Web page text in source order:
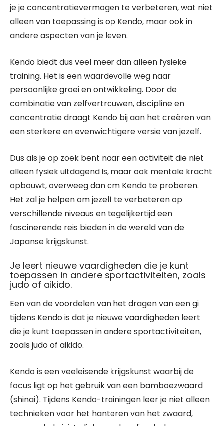
je je concentratievermogen te verbeteren, wat niet
alleen van toepassing is op Kendo, maar ook in
andere aspecten van je leven.
Kendo biedt dus veel meer dan alleen fysieke
training. Het is een waardevolle weg naar
persoonlijke groei en ontwikkeling. Door de
combinatie van zelfvertrouwen, discipline en
concentratie draagt Kendo bij aan het creëren van
een sterkere en evenwichtigere versie van jezelf.
Dus als je op zoek bent naar een activiteit die niet
alleen fysiek uitdagend is, maar ook mentale kracht
opbouwt, overweeg dan om Kendo te proberen.
Het zal je helpen om jezelf te verbeteren op
verschillende niveaus en tegelijkertijd een
fascinerende reis bieden in de wereld van de
Japanse krijgskunst.
Je leert nieuwe vaardigheden die je kunt
toepassen in andere sportactiviteiten, zoals
judo of aikido.
Een van de voordelen van het dragen van een gi
tijdens Kendo is dat je nieuwe vaardigheden leert
die je kunt toepassen in andere sportactiviteiten,
zoals judo of aikido.
Kendo is een veeleisende krijgskunst waarbij de
focus ligt op het gebruik van een bamboezwaard
(shinai). Tijdens Kendo-trainingen leer je niet alleen
technieken voor het hanteren van het zwaard,